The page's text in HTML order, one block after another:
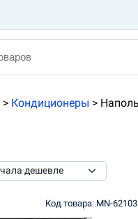
> Кондиционеры >
Код товара: MN-62103